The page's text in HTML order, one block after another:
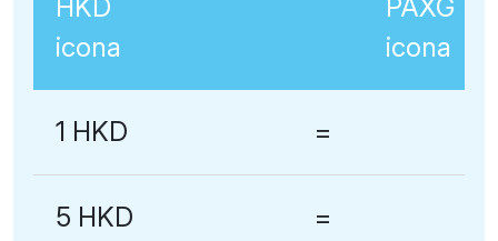
1 HKD =
5 HKD =